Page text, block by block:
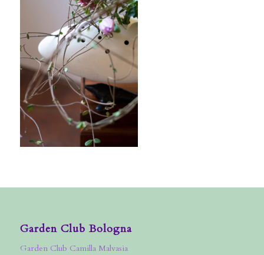
Garden Club Bologna
Garden Club Camilla Malvasia